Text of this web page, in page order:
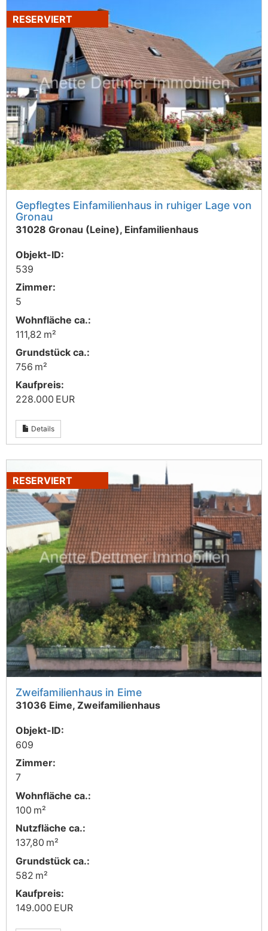
RESERVIERT
Gepflegtes Einfamilienhaus in ruhiger Lage von
Gronau
31028 Gronau (Leine), Einfamilienhaus
Objekt-ID:
539
Zimmer:
5
Wohnfläche ca.:
111,82 m²
Grund­stück ca.:
756 m²
Kaufpreis:
228.000 EUR
Details
RESERVIERT
Zweifamilienhaus in Eime
31036 Eime, Zweifamilienhaus
Objekt-ID:
609
Zimmer:
7
Wohnfläche ca.:
100 m²
Nutzfläche ca.:
137,80 m²
Grund­stück ca.:
582 m²
Kaufpreis:
149.000 EUR